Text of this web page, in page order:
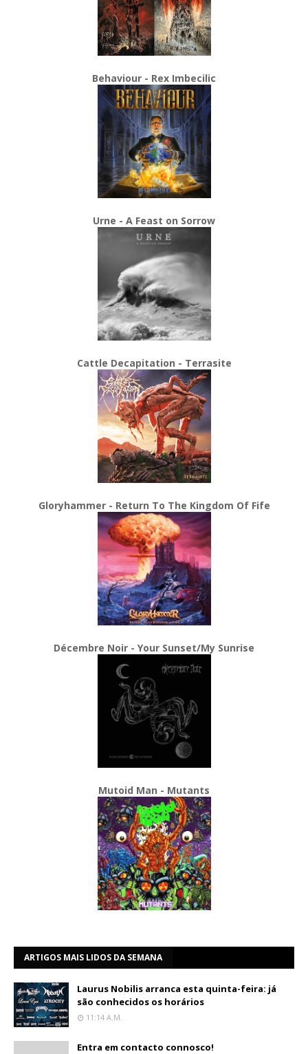
Behaviour - Rex Imbecilic
Urne - A Feast on Sorrow
Cattle Decapitation - Terrasite
Gloryhammer - Return To The Kingdom Of Fife
Décembre Noir - Your Sunset/My Sunrise
Mutoid Man - Mutants
ARTIGOS MAIS LIDOS DA SEMANA
Laurus Nobilis arranca esta quinta-feira: já
são conhecidos os horários
11:14 A.m.
Entra em contacto connosco!